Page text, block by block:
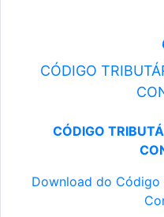
CÓDIGO
CÓDIGO
Download do